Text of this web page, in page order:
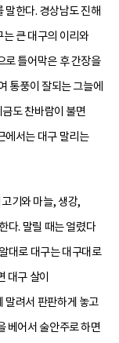
말한다. 경상남도 진해
큰 대구의 이리와
로 틀어막은 후 간장을
통풍이 잘되는 그늘에
도 찬바람이 불면
에서는 대구 말리는
기와 마늘, 생강,
다. 말릴 때는 얼렸다
대로 대구는 대구대로
대구 살이
말려서 판판하게 놓고
베어서 술안주로 하면